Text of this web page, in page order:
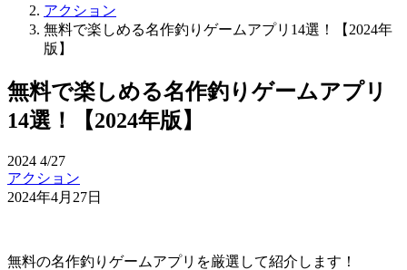
アクション
無料で楽しめる名作釣りゲームアプリ14選！【2024年
版】
無料で楽しめる名作釣りゲームアプリ
14選！【2024年版】
2024 4/27
アクション
2024年4月27日
無料の名作釣りゲームアプリを厳選して紹介します！